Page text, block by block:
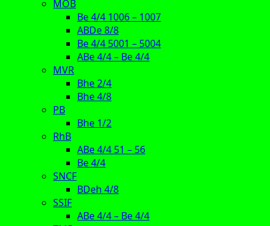
MOB
Be 4/4 1006 – 1007
ABDe 8/8
Be 4/4 5001 – 5004
ABe 4/4 – Be 4/4
MVR
Bhe 2/4
Bhe 4/8
PB
Bhe 1/2
RhB
ABe 4/4 51 – 56
Be 4/4
SNCF
BDeh 4/8
SSIF
ABe 4/4 – Be 4/4